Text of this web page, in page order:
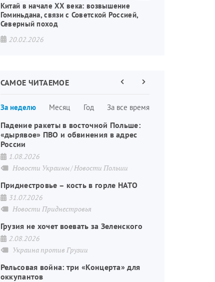
Китай в начале XX века: возвышение
Гоминьдана, связи с Советской Россией,
Северный поход
20.02.2026
САМОЕ ЧИТАЕМОЕ
За неделю Месяц Год За все время
страниц
ПредыдущаяСледующая
Падение ракеты в восточной Польше:
«дырявое» ПВО и обвинения в адрес
России
1.08.2026
Новости Украины Новости Польши
Приднестровье – кость в горле НАТО
31.07.2026
Новости Приднестровья
Грузия не хочет воевать за Зеленского
2.08.2026
Украина против Грузии
Рельсовая война: три «Концерта» для
оккупантов